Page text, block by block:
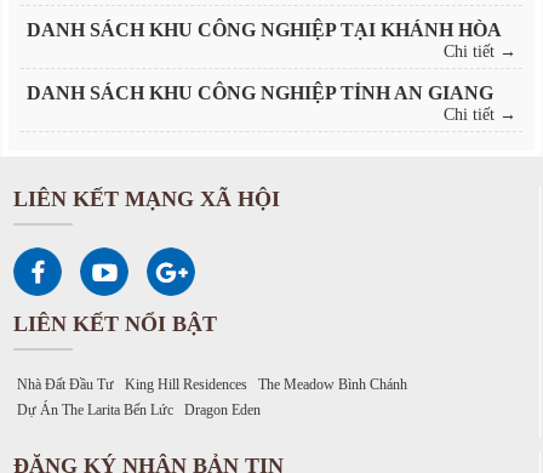
DANH SÁCH KHU CÔNG NGHIỆP TẠI KHÁNH HÒA
Chi tiết →
DANH SÁCH KHU CÔNG NGHIỆP TỈNH AN GIANG
Chi tiết →
LIÊN KẾT MẠNG XÃ HỘI
LIÊN KẾT NỔI BẬT
Nhà Đất Đầu Tư King Hill Residences
The Meadow Bình Chánh
Dự Án The Larita Bến Lức
Dragon Eden
ĐĂNG KÝ NHẬN BẢN TIN